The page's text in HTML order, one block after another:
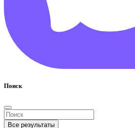
Поиск
Все результаты